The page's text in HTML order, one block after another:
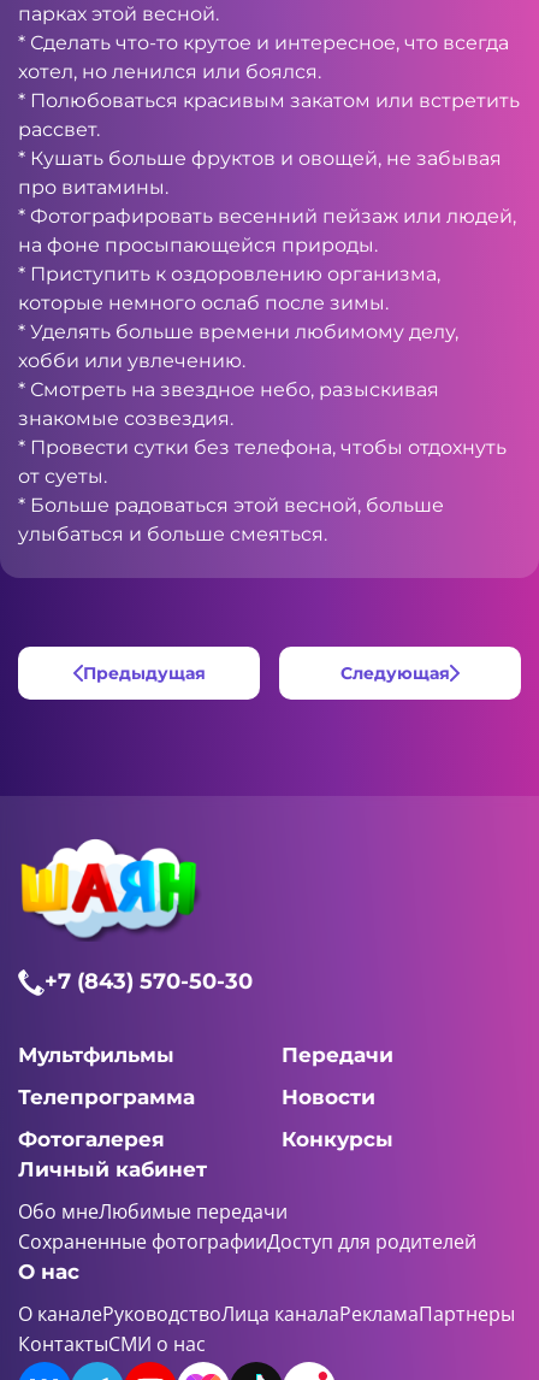
парках этой весной.
* Сделать что-то крутое и интересное, что всегда
хотел, но ленился или боялся.
* Полюбоваться красивым закатом или встретить
рассвет.
* Кушать больше фруктов и овощей, не забывая
про витамины.
* Фотографировать весенний пейзаж или людей,
на фоне просыпающейся природы.
* Приступить к оздоровлению организма,
которые немного ослаб после зимы.
* Уделять больше времени любимому делу,
хобби или увлечению.
* Смотреть на звездное небо, разыскивая
знакомые созвездия.
* Провести сутки без телефона, чтобы отдохнуть
от суеты.
* Больше радоваться этой весной, больше
улыбаться и больше смеяться.
Предыдущая Следующая
+7 (843) 570-50-30
Мультфильмы
Передачи
Телепрограмма
Новости
Фотогалерея
Конкурсы
Личный кабинет
Обо мнеЛюбимые передачи
Сохраненные фотографииДоступ для родителей
О нас
О каналеРуководствоЛица каналаРекламаПартнеры
КонтактыСМИ о нас